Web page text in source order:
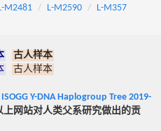
M2481 L-M2590
L-M357
古人样本
古人样本
ISOGG Y-DNA Haplogroup Tree 2019-
上网站对人类父系研究做出的贡